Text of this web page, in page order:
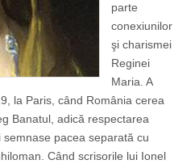
parte
conexiunilor
şi charismei
Reginei
Maria. A
la Paris, când România cerea
Banatul, adică respectarea
pacea separată cu
Când scrisorile lui Ionel